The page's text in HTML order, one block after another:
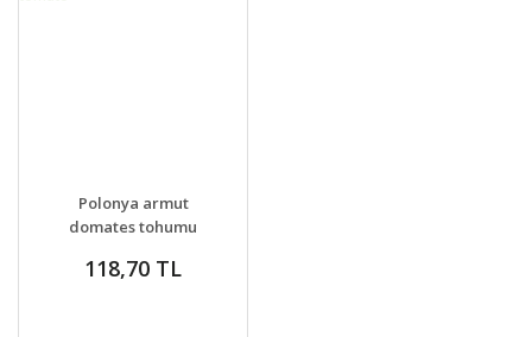
DETAYLAR SEPETE EKLE
Polonya armut
domates tohumu
paste tomato
118,70 TL